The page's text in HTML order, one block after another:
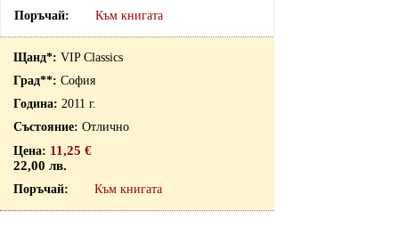
Към книгата
VIP Classics
София
2011 г.
Отлично
11,25 €
22,00 лв.
Към книгата